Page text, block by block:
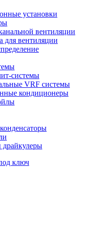
установки
вентиляции
для вентиляции
системы
VRF системы
кондиционеры
драйкулеры
ключ